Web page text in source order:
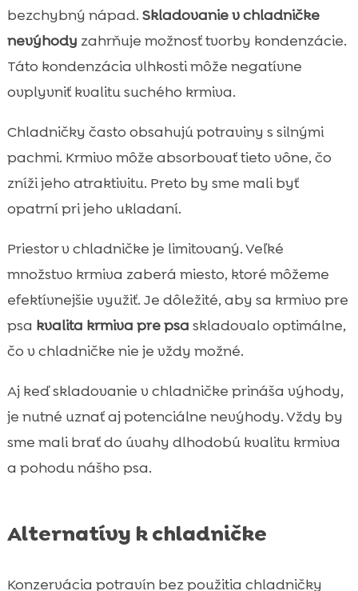
bezchybný nápad. Skladovanie v chladničke
nevýhody zahrňuje možnosť tvorby kondenzácie.
Táto kondenzácia vlhkosti môže negatívne
ovplyvniť kvalitu suchého krmiva.
Chladničky často obsahujú potraviny s silnými
pachmi. Krmivo môže absorbovať tieto vône, čo
zníži jeho atraktivitu. Preto by sme mali byť
opatrní pri jeho ukladaní.
Priestor v chladničke je limitovaný. Veľké
množstvo krmiva zaberá miesto, ktoré môžeme
efektívnejšie využiť. Je dôležité, aby sa krmivo pre
psa kvalita krmiva pre psa skladovalo optimálne,
čo v chladničke nie je vždy možné.
Aj keď skladovanie v chladničke prináša výhody,
je nutné uznať aj potenciálne nevýhody. Vždy by
sme mali brať do úvahy dlhodobú kvalitu krmiva
a pohodu nášho psa.
Alternatívy k chladničke
Konzervácia potravín bez použitia chladničky